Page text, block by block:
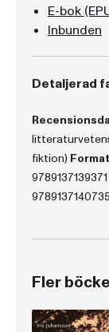
E-bok
Inbunden
Detaljerad
fiktion)
Fler